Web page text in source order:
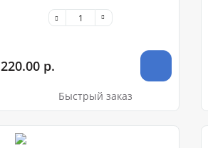
220.00 р.
Быстрый заказ